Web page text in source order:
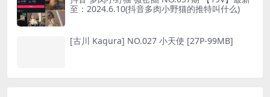
至：2024.6.10(抖音多肉小野猫的推特叫什么)
[古川 Kagura] NO.027 小天使 [27P-99MB]